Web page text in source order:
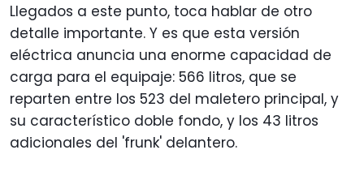
Llegados a este punto, toca hablar de otro
detalle importante. Y es que esta versión
eléctrica anuncia una enorme capacidad de
carga para el equipaje: 566 litros, que se
reparten entre los 523 del maletero principal, y
su característico doble fondo, y los 43 litros
adicionales del 'frunk' delantero.